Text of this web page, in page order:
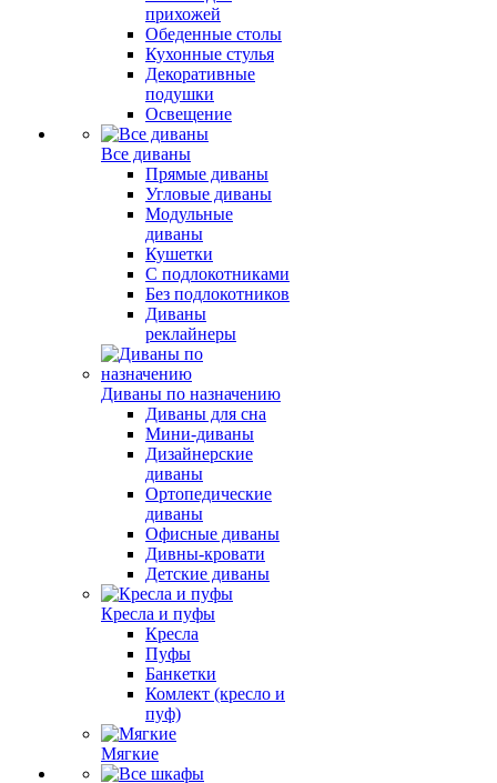
прихожей
Обеденные столы
Кухонные стулья
Декоративные
подушки
Освещение
Все диваны
Прямые диваны
Угловые диваны
Модульные
диваны
Кушетки
С подлокотниками
Без подлокотников
Диваны
реклайнеры
Диваны по назначению
Диваны для сна
Мини-диваны
Дизайнерские
диваны
Ортопедические
диваны
Офисные диваны
Дивны-кровати
Детские диваны
Кресла и пуфы
Кресла
Пуфы
Банкетки
Комлект (кресло и
пуф)
Мягкие